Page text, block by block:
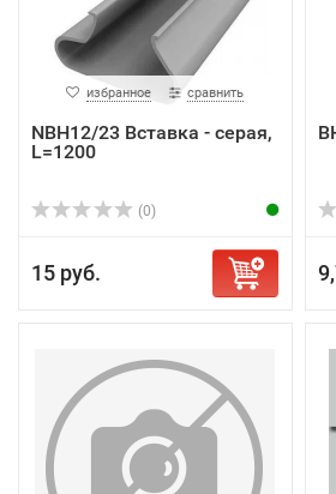
избранное сравнить
NBH12/23 Вставка - серая,
L=1200
(0)
15 руб.